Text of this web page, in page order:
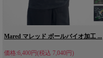
Mared マレッド ボールバイオ加工 ...
価格:6,400円(税込 7,040円)